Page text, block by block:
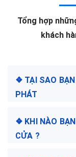
Tổng hợp
khách
❖ TẠI SAO BẠN
PHÁT
❖ KHI NÀO
CỬA ?